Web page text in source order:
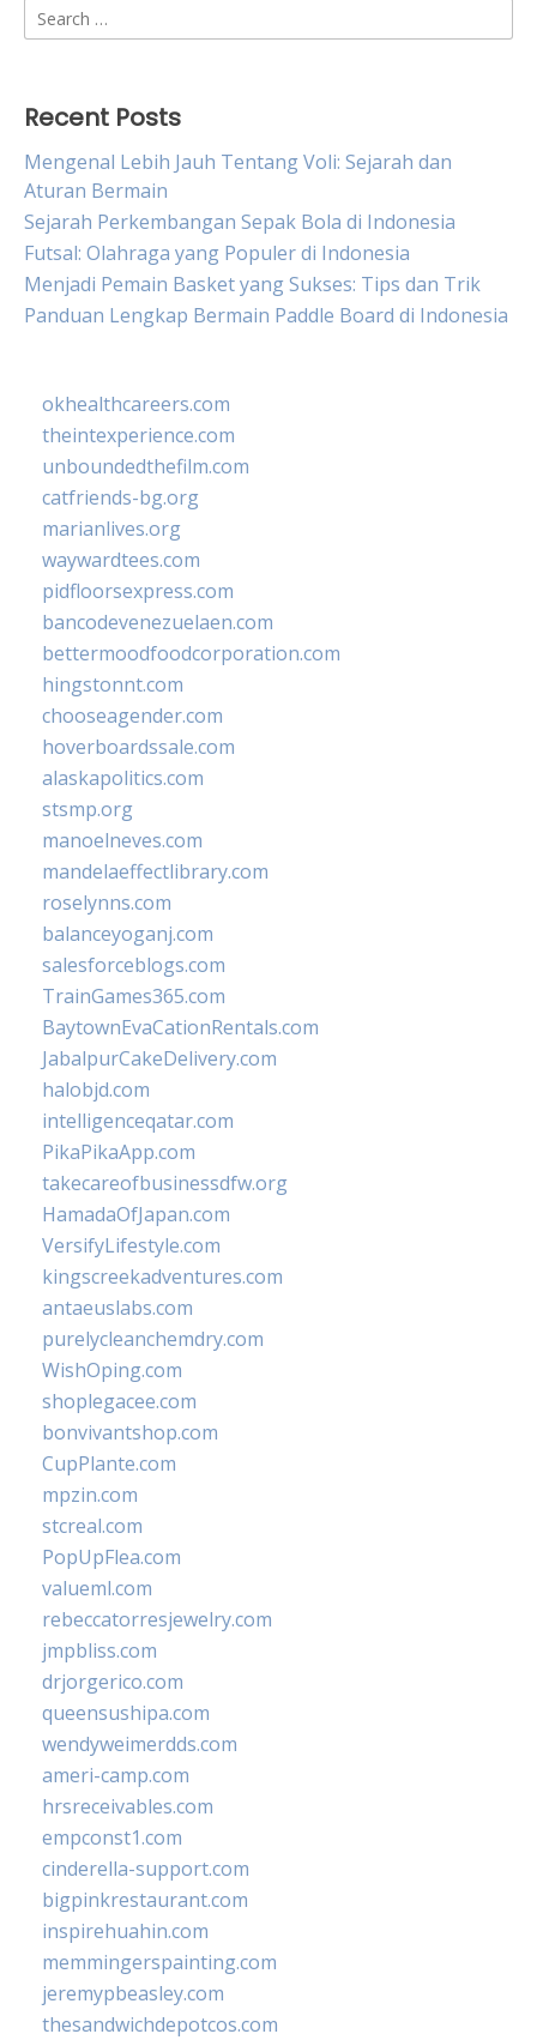
Search
for:
Recent Posts
Mengenal Lebih Jauh Tentang Voli: Sejarah dan
Aturan Bermain
Sejarah Perkembangan Sepak Bola di Indonesia
Futsal: Olahraga yang Populer di Indonesia
Menjadi Pemain Basket yang Sukses: Tips dan Trik
Panduan Lengkap Bermain Paddle Board di Indonesia
okhealthcareers.com
theintexperience.com
unboundedthefilm.com
catfriends-bg.org
marianlives.org
waywardtees.com
pidfloorsexpress.com
bancodevenezuelaen.com
bettermoodfoodcorporation.com
hingstonnt.com
chooseagender.com
hoverboardssale.com
alaskapolitics.com
stsmp.org
manoelneves.com
mandelaeffectlibrary.com
roselynns.com
balanceyoganj.com
salesforceblogs.com
TrainGames365.com
BaytownEvaCationRentals.com
JabalpurCakeDelivery.com
halobjd.com
intelligenceqatar.com
PikaPikaApp.com
takecareofbusinessdfw.org
HamadaOfJapan.com
VersifyLifestyle.com
kingscreekadventures.com
antaeuslabs.com
purelycleanchemdry.com
WishOping.com
shoplegacee.com
bonvivantshop.com
CupPlante.com
mpzin.com
stcreal.com
PopUpFlea.com
valueml.com
rebeccatorresjewelry.com
jmpbliss.com
drjorgerico.com
queensushipa.com
wendyweimerdds.com
ameri-camp.com
hrsreceivables.com
empconst1.com
cinderella-support.com
bigpinkrestaurant.com
inspirehuahin.com
memmingerspainting.com
jeremypbeasley.com
thesandwichdepotcos.com